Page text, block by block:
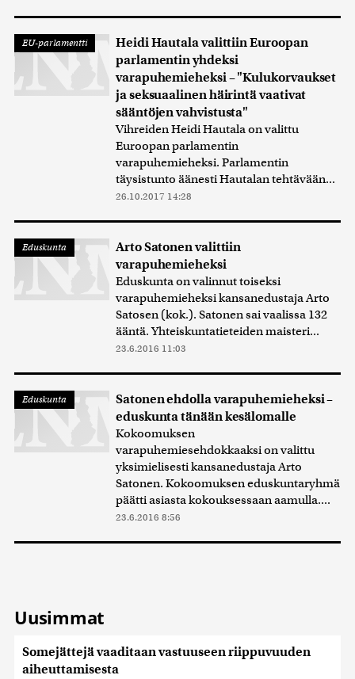
EU-parlamentti
Heidi Hautala valittiin Euroopan
parlamentin yhdeksi
varapuhemieheksi – "Kulukorvaukset
ja seksuaalinen häirintä vaativat
sääntöjen vahvistusta"
Vihreiden Heidi Hautala on valittu
Euroopan parlamentin
varapuhemieheksi. Parlamentin
täysistunto äänesti Hautalan tehtävään...
26.10.2017 14:28
Eduskunta
Arto Satonen valittiin
varapuhemieheksi
Eduskunta on valinnut toiseksi
varapuhemieheksi kansanedustaja Arto
Satosen (kok.). Satonen sai vaalissa 132
ääntä. Yhteiskuntatieteiden maisteri...
23.6.2016 11:03
Eduskunta
Satonen ehdolla varapuhemieheksi –
eduskunta tänään kesälomalle
Kokoomuksen
varapuhemiesehdokkaaksi on valittu
yksimielisesti kansanedustaja Arto
Satonen. Kokoomuksen eduskuntaryhmä
päätti asiasta kokouksessaan aamulla....
23.6.2016 8:56
Uusimmat
Somejättejä vaaditaan vastuuseen riippuvuuden
aiheuttamisesta